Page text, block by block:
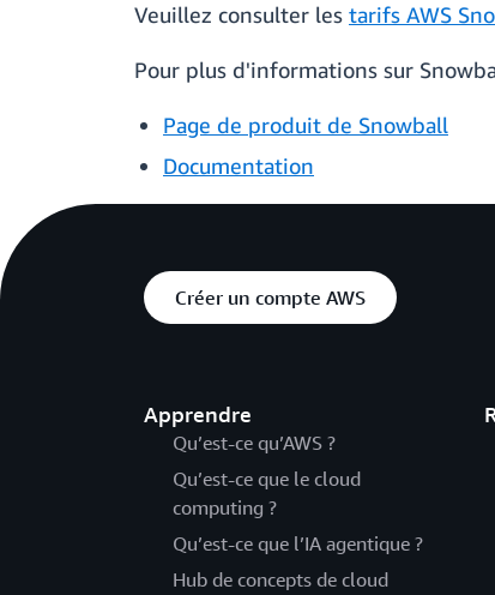
Veuillez consulter les tarifs AWS
Pour plus d'informations sur
Page de produit de Snowball
Documentation
Créer un compte AWS
Apprendre
Qu’est-ce qu’AWS ?
Qu’est-ce que le cloud
computing ?
Qu’est-ce que l’IA agentique ?
Hub de concepts de cloud